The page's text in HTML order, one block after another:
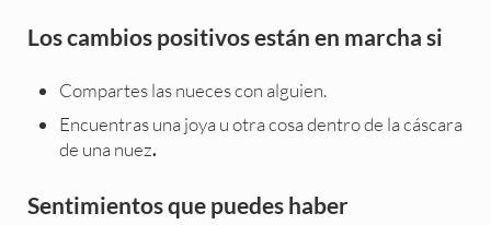
Los cambios positivos están en marcha si
Compartes las nueces con alguien.
Encuentras una joya u otra cosa dentro de la cáscara
de una nuez.
Sentimientos que puedes haber